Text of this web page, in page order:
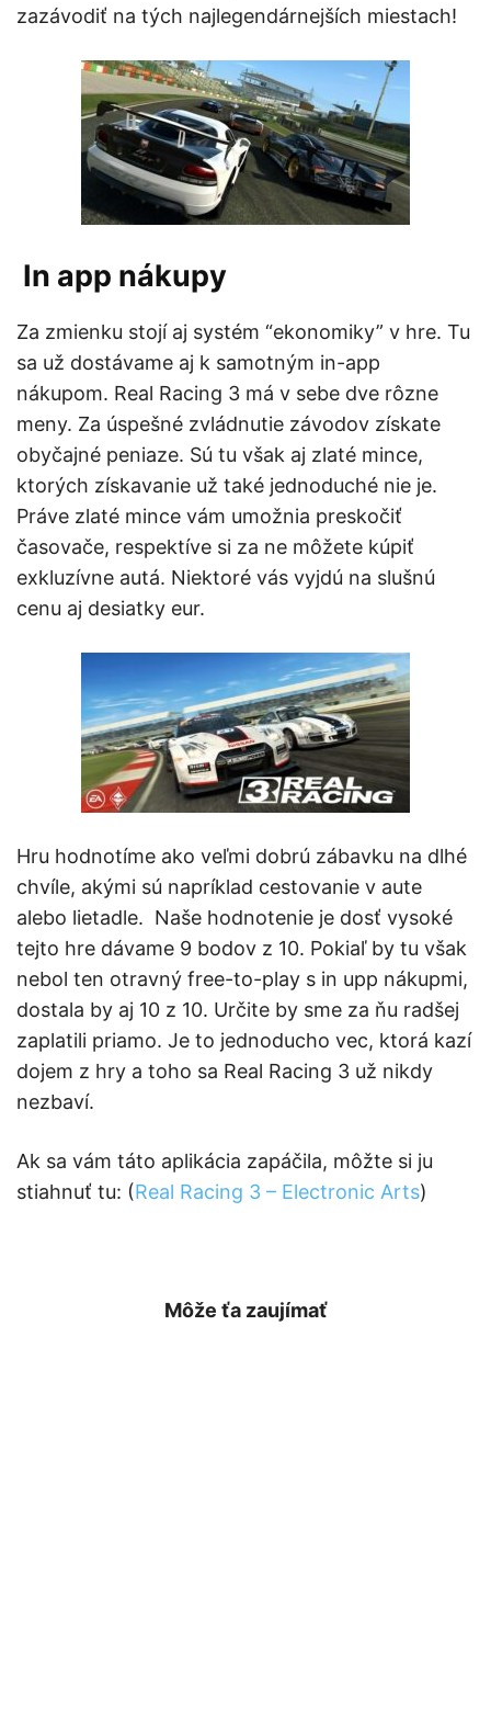
zazávodiť na tých najlegendárnejších miestach!
In app nákupy
Za zmienku stojí aj systém “ekonomiky” v hre. Tu
sa už dostávame aj k samotným in-app
nákupom. Real Racing 3 má v sebe dve rôzne
meny. Za úspešné zvládnutie závodov získate
obyčajné peniaze. Sú tu však aj zlaté mince,
ktorých získavanie už také jednoduché nie je.
Práve zlaté mince vám umožnia preskočiť
časovače, respektíve si za ne môžete kúpiť
exkluzívne autá. Niektoré vás vyjdú na slušnú
cenu aj desiatky eur.
Hru hodnotíme ako veľmi dobrú zábavku na dlhé
chvíle, akými sú napríklad cestovanie v aute
alebo lietadle. Naše hodnotenie je dosť vysoké
tejto hre dávame 9 bodov z 10. Pokiaľ by tu však
nebol ten otravný free-to-play s in upp nákupmi,
dostala by aj 10 z 10. Určite by sme za ňu radšej
zaplatili priamo. Je to jednoducho vec, ktorá kazí
dojem z hry a toho sa Real Racing 3 už nikdy
nezbaví.
Ak sa vám táto aplikácia zapáčila, môžte si ju
stiahnuť tu: (Real Racing 3 – Electronic Arts)
Môže ťa zaujímať